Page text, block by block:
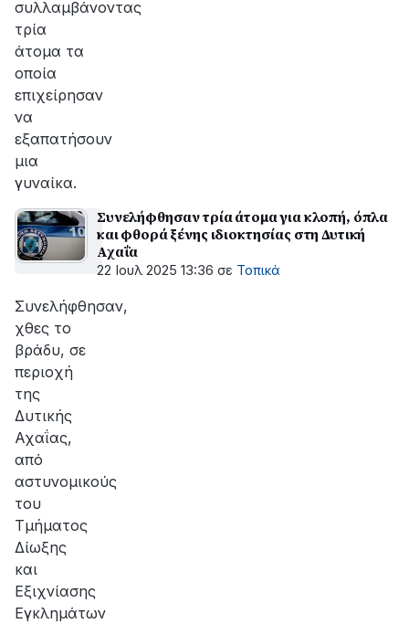
συλλαμβάνοντας
τρία
άτομα τα
οποία
επιχείρησαν
να
εξαπατήσουν
μια
γυναίκα.
Συνελήφθησαν τρία άτομα για κλοπή, όπλα
και φθορά ξένης ιδιοκτησίας στη Δυτική
Αχαΐα
22 Ιουλ 2025 13:36 σε Τοπικά
Συνελήφθησαν,
χθες το
βράδυ, σε
περιοχή
της
Δυτικής
Αχαΐας,
από
αστυνομικούς
του
Τμήματος
Δίωξης
και
Εξιχνίασης
Εγκλημάτων